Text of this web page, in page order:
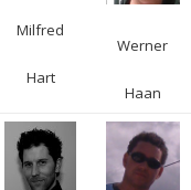
Milfred
Hart
Werner
Haan